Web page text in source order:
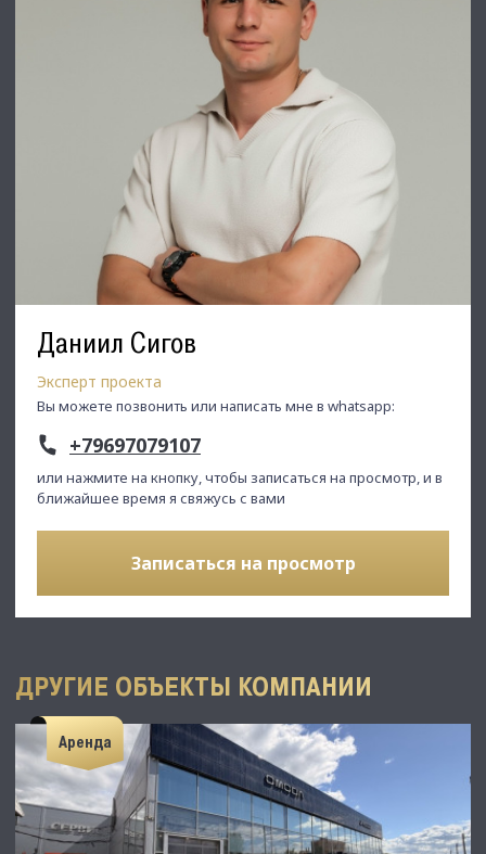
Даниил Сигов
Эксперт проекта
Вы можете позвонить или написать мне в whatsapp:
+79697079107
или нажмите на кнопку, чтобы записаться на просмотр, и в
ближайшее время я свяжусь с вами
Записаться на просмотр
ДРУГИЕ ОБЪЕКТЫ КОМПАНИИ
Аренда